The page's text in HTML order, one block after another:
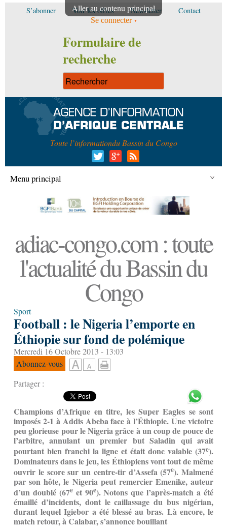
Aller au contenu principal
S’abonner Voir les offres Newsletter Contact
Se connecter
Formulaire de
recherche
Toute l’informationdu Bassin du Congo
Menu principal
adiac-congo.com : toute
l'actualité du Bassin du
Congo
Sport
Football : le Nigeria l’emporte en
Éthiopie sur fond de polémique
Mercredi 16 Octobre 2013 - 13:03
Abonnez-vous
Partager :
Champions d’Afrique en titre, les Super Eagles se sont
imposés 2-1 à Addis Abeba face à l’Éthiopie. Une victoire
peu glorieuse pour le Nigeria grâce à un coup de pouce de
l’arbitre, annulant un premier but Saladin qui avait
pourtant bien franchi la ligne et était donc valable (37e).
Dominateurs dans le jeu, les Éthiopiens vont tout de même
ouvrir le score sur un centre-tir d’Assefa (57e). Malmené
par son hôte, le Nigeria peut remercier Emenike, auteur
d’un doublé (67eet 90e). Notons que l’après-match a été
émaillé d’incidents, dont le caillassage du bus nigérian,
durant lequel Igiebor a été blessé au bras. Là encore, le
match retour, à Calabar, s’annonce bouillant